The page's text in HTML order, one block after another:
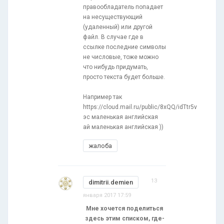
правообладатель попадает
на несуществующий
(удаленный) или другой
файл. В случае где в
ссылке последние символы
не числовые, тоже можно
что нибудь придумать,
просто текста будет больше.
Например так
https://cloud.mail.ru/public/8xQQ/idTtr5v
эс маленькая английская
ай маленькая английская ))
жалоба
dimitrii.demien 13
января 2017 17:59
Мне хочется поделиться
здесь этим списком, где-